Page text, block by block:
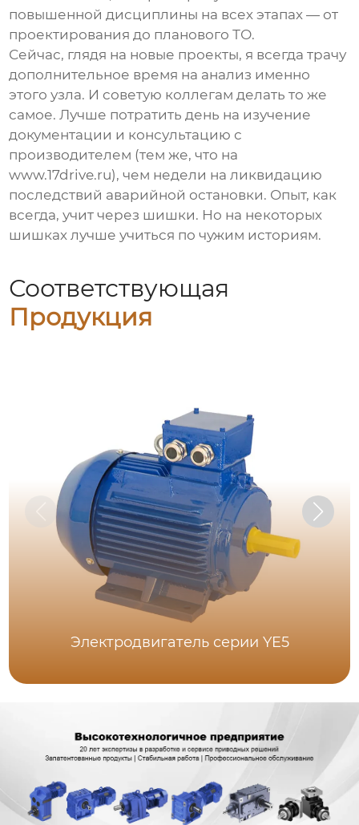
повышенной дисциплины на всех этапах — от
проектирования до планового ТО.
Сейчас, глядя на новые проекты, я всегда трачу
дополнительное время на анализ именно
этого узла. И советую коллегам делать то же
самое. Лучше потратить день на изучение
документации и консультацию с
производителем (тем же, что на
www.17drive.ru), чем недели на ликвидацию
последствий аварийной остановки. Опыт, как
всегда, учит через шишки. Но на некоторых
шишках лучше учиться по чужим историям.
Соответствующая
Продукция
Электродвигатель серии YE5